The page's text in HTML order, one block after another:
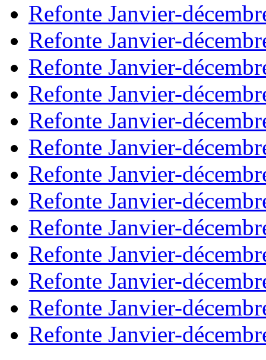
Refonte Janvier-
Refonte Janvier-
Refonte Janvier-
Refonte Janvier-
Refonte Janvier-
Refonte Janvier-
Refonte Janvier-
Refonte Janvier-
Refonte Janvier-
Refonte Janvier-
Refonte Janvier-
Refonte Janvier-
Refonte Janvier-